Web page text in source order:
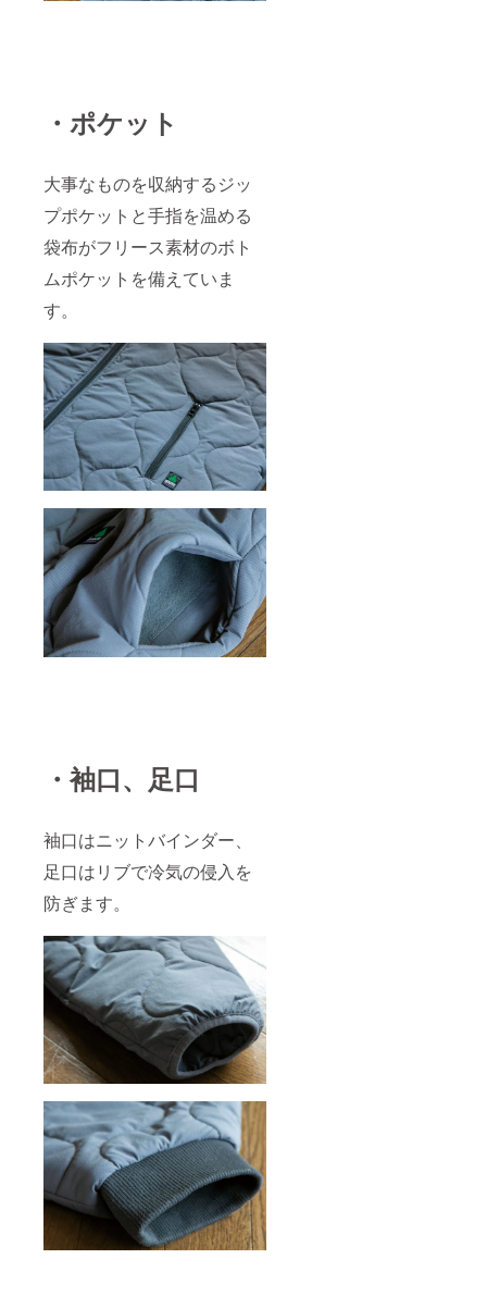
・ポケット
大事なものを収納するジッ
プポケットと手指を温める
袋布がフリース素材のボト
ムポケットを備えていま
す。
・袖口、足口
袖口はニットバインダー、
足口はリブで冷気の侵入を
防ぎます。